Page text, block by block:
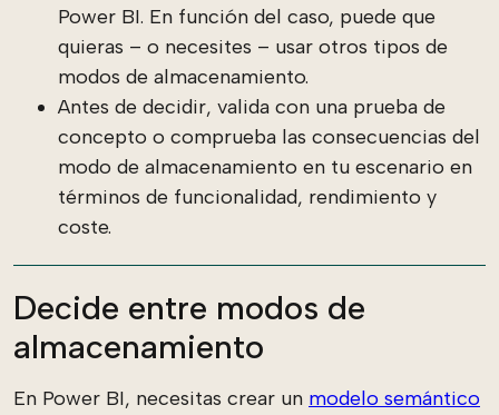
Power BI. En función del caso, puede que
quieras – o necesites – usar otros tipos de
modos de almacenamiento.
Antes de decidir, valida con una prueba de
concepto o comprueba las consecuencias del
modo de almacenamiento en tu escenario en
términos de funcionalidad, rendimiento y
coste.
Decide entre modos de
almacenamiento
En Power BI, necesitas crear un modelo semántico